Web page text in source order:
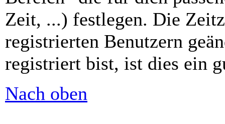
Zeit, ...) festlegen. Die
registrierten Benutzern
registriert bist, ist dies ein
Nach oben